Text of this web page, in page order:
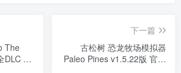
The
DLC 官
下一篇
古松树 恐龙牧场模拟器
Paleo Pines v1.5.22版 官方